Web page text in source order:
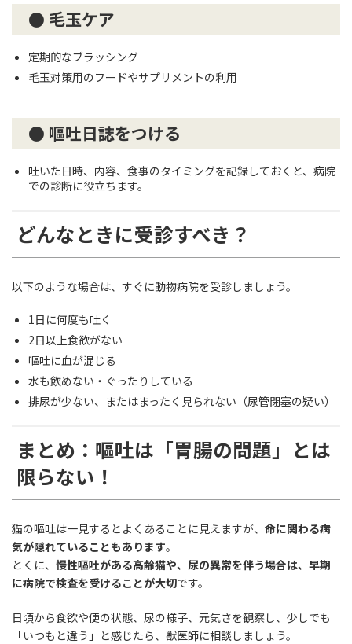
● 毛玉ケア
定期的なブラッシング
毛玉対策用のフードやサプリメントの利用
● 嘔吐日誌をつける
吐いた日時、内容、食事のタイミングを記録しておくと、病院
での診断に役立ちます。
どんなときに受診すべき？
以下のような場合は、すぐに動物病院を受診しましょう。
1日に何度も吐く
2日以上食欲がない
嘔吐に血が混じる
水も飲めない・ぐったりしている
排尿が少ない、またはまったく見られない（尿管閉塞の疑い）
まとめ：嘔吐は「胃腸の問題」とは
限らない！
猫の嘔吐は一見するとよくあることに見えますが、 命に関わる病
気が隠れていることもあります。
とくに、 慢性嘔吐がある高齢猫や、尿の異常を伴う場合は、早期
に病院で検査を受けることが大切です。
日頃から食欲や便の状態、尿の様子、元気さを観察し、少しでも
「いつもと違う」と感じたら、獣医師に相談しましょう。